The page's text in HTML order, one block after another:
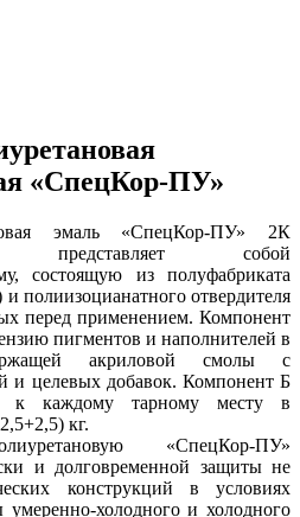
«СпецКор-ПУ»
эмаль «СпецКор-ПУ» 2К
представляет собой
состоящую из полуфабриката
полиизоцианатного отвердителя
перед применением. Компонент
пигментов и наполнителей в
акриловой смолы с
и целевых добавок. Компонент Б
к каждому тарному месту в
кг.
«СпецКор-ПУ»
и долговременной защиты не
конструкций в условиях
холодного и холодного